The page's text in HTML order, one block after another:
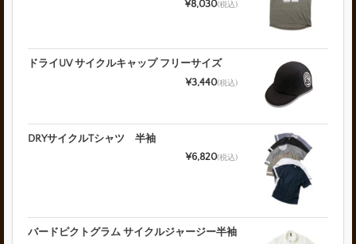
¥8,030(税込)
ドライUV サイクルキャップ フリーサイズ
¥3,440(税込)
DRYサイクルTシャツ 半袖
¥6,820(税込)
バードピクトグラム サイクルジャージー半袖